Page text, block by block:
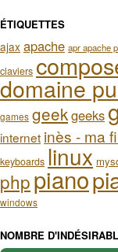
ÉTIQUETTES
ajax apache apr apache
claviers
domaine
games geekgeeks
internet inès - ma
keyboards linux
phppiano
windows
NOMBRE